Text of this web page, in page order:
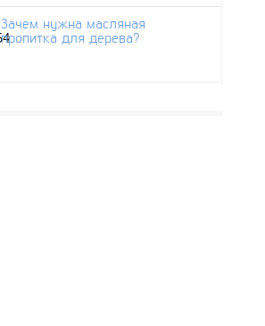
Зачем нужна масляная
пропитка для дерева?